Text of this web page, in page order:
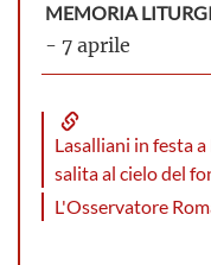
MEMORIA
- 7 aprile
Lasalliani in festa
salita al cielo del
L'Osservatore